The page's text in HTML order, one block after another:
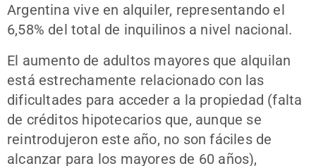
Argentina vive en alquiler, representando el
6,58% del total de inquilinos a nivel nacional.
El aumento de adultos mayores que alquilan
está estrechamente relacionado con las
dificultades para acceder a la propiedad (falta
de créditos hipotecarios que, aunque se
reintrodujeron este año, no son fáciles de
alcanzar para los mayores de 60 años),